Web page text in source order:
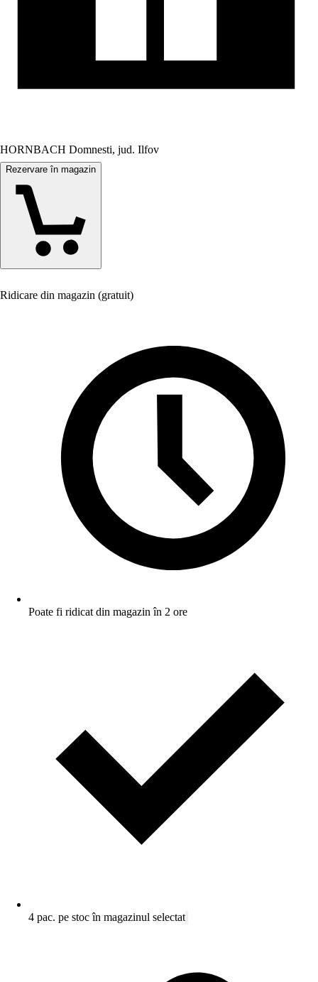
HORNBACH Domnesti, jud. Ilfov
Rezervare în magazin
Ridicare din magazin (gratuit)
Poate fi ridicat din magazin în 2 ore
4 pac. pe stoc în magazinul selectat